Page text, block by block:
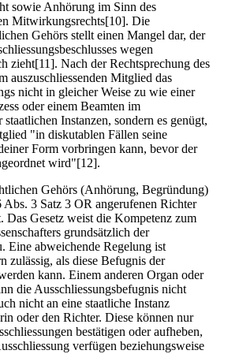
sowie Anhörung im Sinn des
Mitwirkungsrechts[10]. Die
Gehörs stellt einen Mangel dar, der
wegen
zieht[11]. Nach der Rechtsprechung des
auszuschliessenden Mitglied das
nicht in gleicher Weise zu wie einer
oder einem Beamten im
Instanzen, sondern es genügt,
"in diskutablen Fällen seine
Form vorbringen kann, bevor der
wird"[12].
Gehörs (Anhörung, Begründung)
3 Satz 3 OR angerufenen Richter
Das Gesetz weist die Kompetenz zum
grundsätzlich der
Eine abweichende Regelung ist
zulässig, als diese Befugnis der
kann. Einem anderen Organ oder
die Ausschliessungsbefugnis nicht
nicht an eine staatliche Instanz
oder den Richter. Diese können nur
bestätigen oder aufheben,
verfügen beziehungsweise